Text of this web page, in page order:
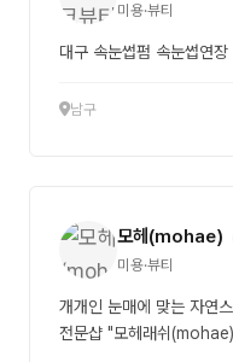
미용·뷰티
대구 속눈썹펌 속눈썹연
남구
모헤(mohae)
미용·뷰티
개개인 눈매에 맞는 자연
전문샵 "모헤래쉬